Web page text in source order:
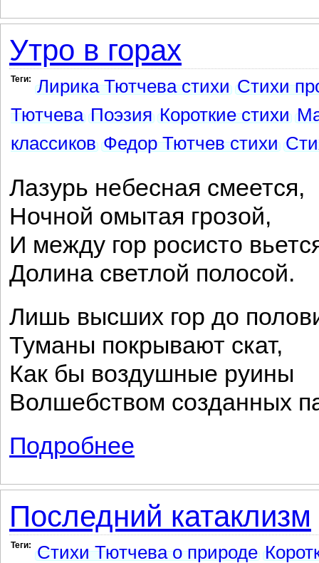
Утро в горах
Теги: Лирика Тютчева стихи Стихи
Тютчева Поэзия Короткие стихи
классиков Федор Тютчев стихи
Лазурь небесная смеется,
Ночной омытая грозой,
И между гор росисто
Долина светлой полосой.
Лишь высших гор до
Туманы покрывают скат,
Как бы воздушные руины
Волшебством созданных
Подробнее
Последний катаклизм
Теги: Стихи Тютчева о природе